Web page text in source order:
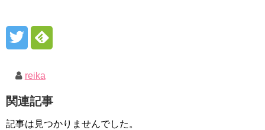
reika
関連記事
記事は見つかりませんでした。